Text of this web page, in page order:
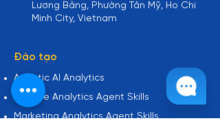
Lương Bằng, Phường Tân Mỹ, Ho Chi
Minh City, Vietnam
Đào tạo
Agentic AI Analytics
Finance Analytics Agent Skills
Marketing Analytics Agent Skills